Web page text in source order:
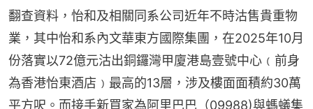
翻查資料，怡和及相關同系公司近年不時沽售貴重物
業，其中怡和系內文華東方國際集團，在2025年10月
份落實以72億元沽出銅鑼灣甲廈港島壹號中心﹙前身
為香港怡東酒店﹚最高的13層，涉及樓面面積約30萬
平方呎。而接手新買家為阿里巴巴（09988)與螞蟻集